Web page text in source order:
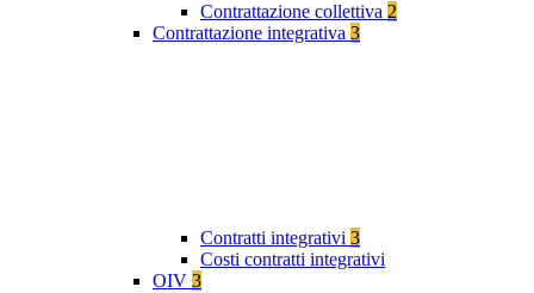
Contrattazione collettiva 2
Contrattazione integrativa 3
Contratti integrativi 3
Costi contratti integrativi
OIV 3